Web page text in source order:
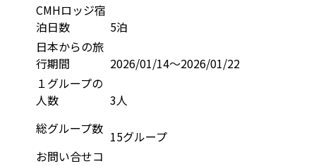
CMHロッジ宿
泊日数
5泊
日本からの旅
行期間
2026/01/14～2026/01/22
１グループの
人数
3人
総グループ数 15グループ
お問い合せコ